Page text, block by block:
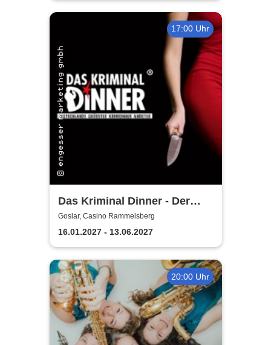
17:00 Uhr
Das Kriminal Dinner - Der
Polterabendkiller
Goslar, Casino Rammelsberg
16.01.2027 - 13.06.2027
20:00 Uhr